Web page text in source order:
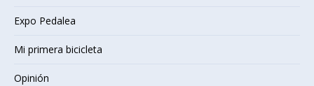
Expo Pedalea
Mi primera bicicleta
Opinión